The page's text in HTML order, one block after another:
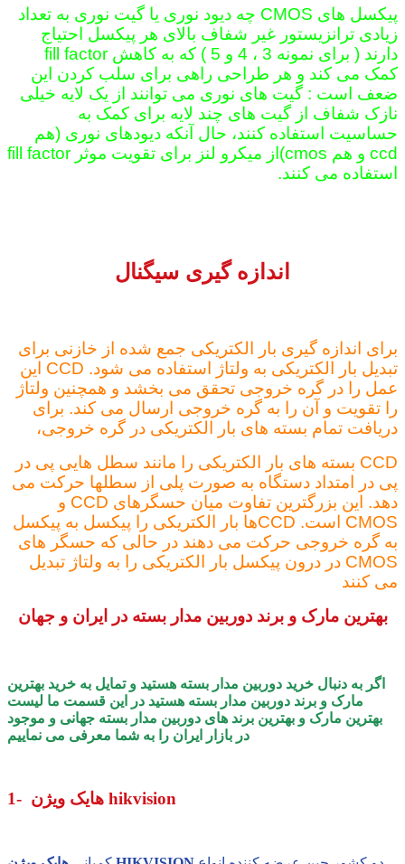
پیکسل های CMOS چه دیود نوری یا گیت نوری به تعداد
زیادی ترانزیستور غیر شفاف بالای هر پیکسل احتیاج
دارند ( برای نمونه 3 ، 4 و 5 ) که به کاهش fill factor
کمک می کند و هر طراحی راهی برای سلب کردن این
ضعف است : گیت های نوری می توانند از یک لایه خیلی
نازک شفاف از گیت های چند لایه برای کمک به
حساسیت استفاده کنند، حال آنکه دیودهای نوری (هم
ccd و هم cmos)از میکرو لنز برای تقویت موثر fill factor
استفاده می کنند.
اندازه گیری سیگنال
برای اندازه گیری بار الکتریکی جمع شده از خازنی برای
تبدیل بار الکتریکی به ولتاژ استفاده می شود. CCD این
عمل را در گره خروجی تحقق می بخشد و همچنین ولتاژ
را تقویت و آن را به گره خروجی ارسال می کند. برای
دریافت تمام بسته های بار الکتریکی در گره خروجی،
CCD بسته های بار الکتریکی را مانند سطل هایی پی در
پی در امتداد دستگاه به صورت پلی از سطلها حرکت می
دهد. این بزرگترین تفاوت میان حسگرهای CCD و
CMOS است. CCDها بار الکتریکی را پیکسل به پیکسل
به گره خروجی حرکت می دهند در حالی که حسگر های
CMOS در درون پیکسل بار الکتریکی را به ولتاژ تبدیل
می کنند
بهترین مارک و برند دوربین مدار بسته در ایران و جهان
اگر به دنبال خرید دوربین مدار بسته هستید و تمایل به خرید بهترین
مارک و برند دوربین مدار بسته هستید در این قسمت ما لیست
بهترین مارک و بهترین برند های دوربین مدار بسته جهانی و موجود
در بازار ایران را به شما معرفی می نماییم
1- هایک ویژن hikvision